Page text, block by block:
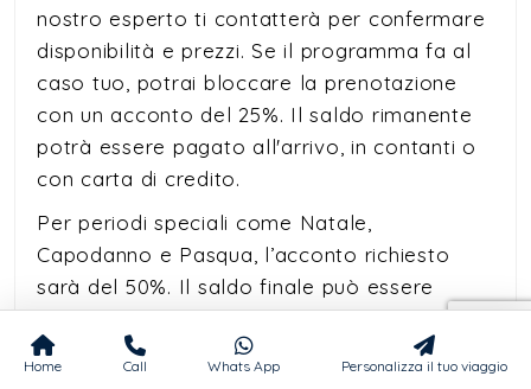
nostro esperto ti contatterà per confermare
disponibilità e prezzi. Se il programma fa al
caso tuo, potrai bloccare la prenotazione
con un acconto del 25%. Il saldo rimanente
potrà essere pagato all'arrivo, in contanti o
con carta di credito.
Per periodi speciali come Natale,
Capodanno e Pasqua, l’acconto richiesto
sarà del 50%. Il saldo finale può essere
versato entro due giorni prima della
partenza o direttamente all’arrivo. Il nostro
obiettivo è offrirti un processo di
Home Call Whats App Personalizza il tuo viaggio